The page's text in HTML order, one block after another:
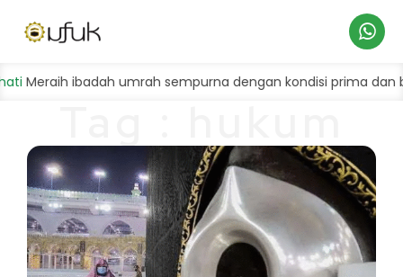
ibadah umrah sempurna dengan kondisi prima dan
mencium Hajar
Aswad